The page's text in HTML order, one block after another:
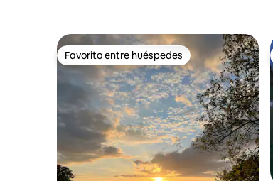
Favorito entre huéspedes
Favorito entre huéspedes